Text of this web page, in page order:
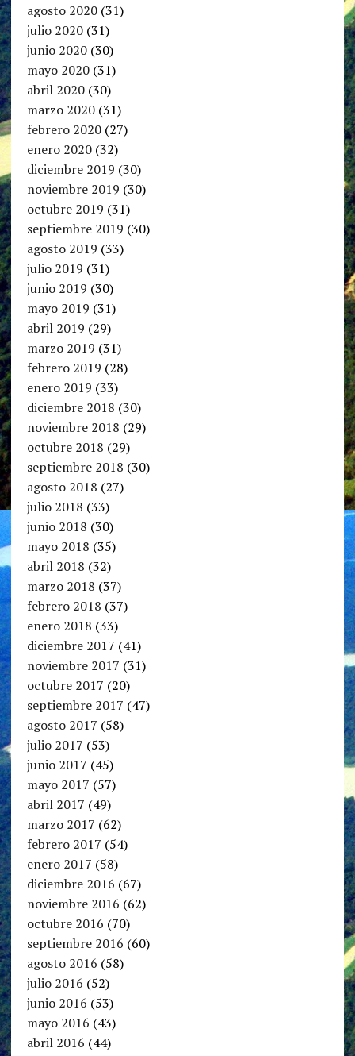
agosto 2020(31)
julio 2020(31)
junio 2020(30)
mayo 2020(31)
abril 2020(30)
marzo 2020(31)
febrero 2020(27)
enero 2020(32)
diciembre 2019 (30)
noviembre 2019 (30)
octubre 2019 (31)
septiembre 2019 (30)
agosto 2019 (33)
julio 2019 (31)
junio 2019 (30)
mayo 2019 (31)
abril 2019 (29)
marzo 2019 (31)
febrero 2019 (28)
enero 2019 (33)
diciembre 2018 (30)
noviembre 2018 (29)
octubre 2018 (29)
septiembre 2018 (30)
agosto 2018 (27)
julio 2018 (33)
junio 2018 (30)
mayo 2018 (35)
abril 2018 (32)
marzo 2018 (37)
febrero 2018 (37)
enero 2018 (33)
diciembre 2017 (41)
noviembre 2017 (31)
octubre 2017 (20)
septiembre 2017 (47)
agosto 2017 (58)
julio 2017 (53)
junio 2017 (45)
mayo 2017 (57)
abril 2017 (49)
marzo 2017 (62)
febrero 2017 (54)
enero 2017 (58)
diciembre 2016 (67)
noviembre 2016 (62)
octubre 2016 (70)
septiembre 2016 (60)
agosto 2016 (58)
julio 2016 (52)
junio 2016 (53)
mayo 2016 (43)
abril 2016 (44)